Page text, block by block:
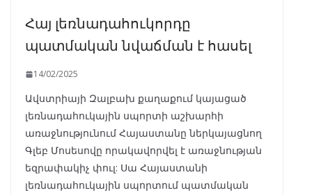
Հայ լեռնադահուկորդը
պատմական նվաճման է հասել
14/02/2025
Ավստրիայի Զալբախ քաղաքում կայացած
լեռնադահուկային սպորտի աշխարհի
առաջնությունում Հայաստանը ներկայացնող
Գլեբ Մոսեսովը որակավորվել է առաջնության
եզրափակիչ փուլ: Սա Հայաստանի
լեռնադահուկային սպորտում պատմական